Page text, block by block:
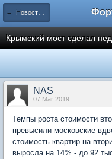
← Новости рынка недвижимости
Крымский мост сделал
NAS
07 Mar 2019
Темпы роста стоимости
превысили московские
стоимость квартир на
выросла на 14% - до 92